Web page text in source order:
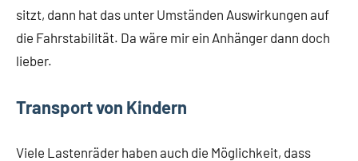
sitzt, dann hat das unter Umständen Auswirkungen auf
die Fahrstabilität. Da wäre mir ein Anhänger dann doch
lieber.
Transport von Kindern
Viele Lastenräder haben auch die Möglichkeit, dass